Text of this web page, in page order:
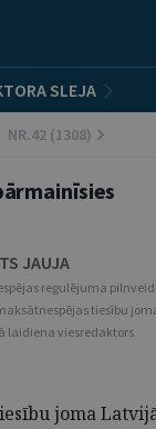
SLEJA
(1308)
JAUJA
regulējuma
tiesību
laidiena viesredaktors
joma